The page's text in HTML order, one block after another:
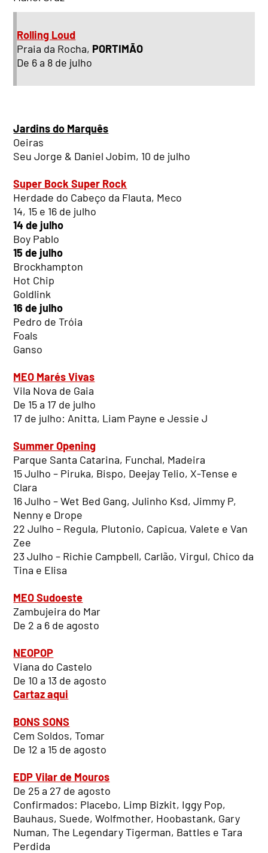
Rolling Loud
Praia da Rocha, PORTIMÃO
De 6 a 8 de julho
Jardins do Marquês
Oeiras
Seu Jorge & Daniel Jobim, 10 de julho
Super Bock Super Rock
Herdade do Cabeço da Flauta, Meco
14, 15 e 16 de julho
14 de julho
Boy Pablo
15 de julho
Brockhampton
Hot Chip
Goldlink
16 de julho
Pedro de Tróia
Foals
Ganso
MEO Marés Vivas
Vila Nova de Gaia
De 15 a 17 de julho
17 de julho: Anitta, Liam Payne e Jessie J
Summer Opening
Parque Santa Catarina, Funchal, Madeira
15 Julho – Piruka, Bispo, Deejay Telio, X-Tense e
Clara
16 Julho – Wet Bed Gang, Julinho Ksd, Jimmy P,
Nenny e Drope
22 Julho – Regula, Plutonio, Capicua, Valete e Van
Zee
23 Julho – Richie Campbell, Carlão, Virgul, Chico da
Tina e Elisa
MEO Sudoeste
Zambujeira do Mar
De 2 a 6 de agosto
NEOPOP
Viana do Castelo
De 10 a 13 de agosto
Cartaz aqui
BONS SONS
Cem Soldos, Tomar
De 12 a 15 de agosto
EDP Vilar de Mouros
De 25 a 27 de agosto
Confirmados: Placebo, Limp Bizkit, Iggy Pop,
Bauhaus, Suede, Wolfmother, Hoobastank, Gary
Numan, The Legendary Tigerman, Battles e Tara
Perdida